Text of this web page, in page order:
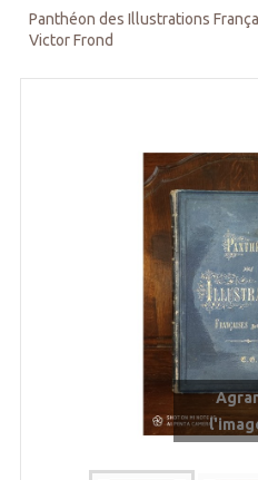
Panthéon des Illustrations
Victor Frond